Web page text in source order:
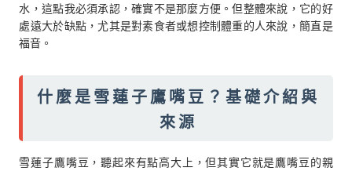
水，這點我必須承認，確實不是那麼方便。但整體來說，它的好
處遠大於缺點，尤其是對素食者或想控制體重的人來說，簡直是
福音。
什麼是雪蓮子鷹嘴豆？基礎介紹與
來源
雪蓮子鷹嘴豆，聽起來有點高大上，但其實它就是鷹嘴豆的親